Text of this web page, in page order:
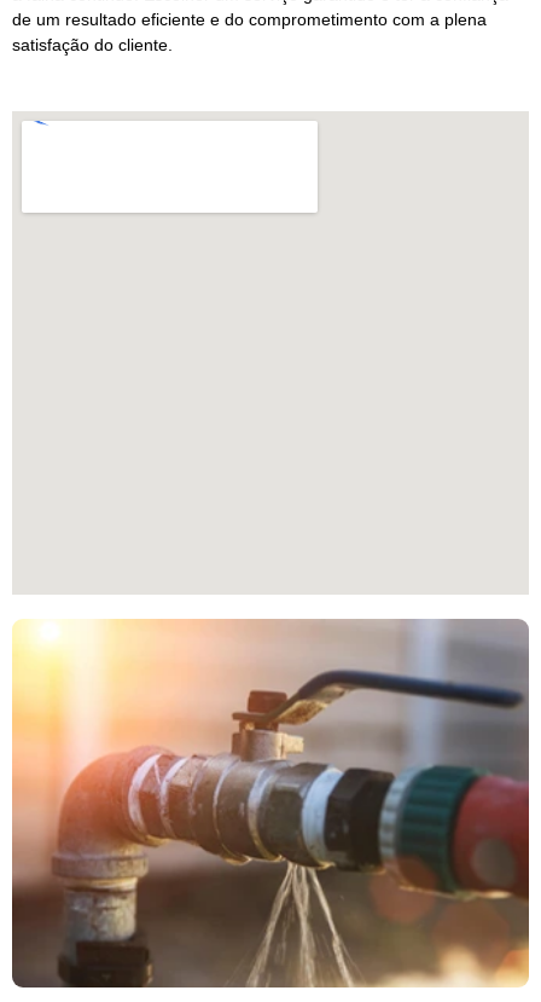
de um resultado eficiente e do comprometimento com a plena
satisfação do cliente.